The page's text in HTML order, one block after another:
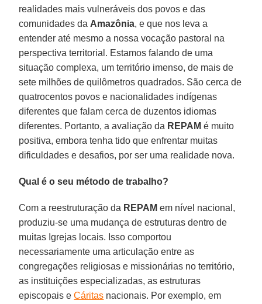
realidades mais vulneráveis dos povos e das
comunidades da Amazônia, e que nos leva a
entender até mesmo a nossa vocação pastoral na
perspectiva territorial. Estamos falando de uma
situação complexa, um território imenso, de mais de
sete milhões de quilômetros quadrados. São cerca de
quatrocentos povos e nacionalidades indígenas
diferentes que falam cerca de duzentos idiomas
diferentes. Portanto, a avaliação da REPAM é muito
positiva, embora tenha tido que enfrentar muitas
dificuldades e desafios, por ser uma realidade nova.
Qual é o seu método de trabalho?
Com a reestruturação da REPAM em nível nacional,
produziu-se uma mudança de estruturas dentro de
muitas Igrejas locais. Isso comportou
necessariamente uma articulação entre as
congregações religiosas e missionárias no território,
as instituições especializadas, as estruturas
episcopais eCáritas nacionais. Por exemplo, em